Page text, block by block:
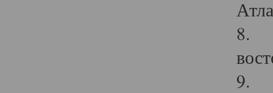
8.
9.